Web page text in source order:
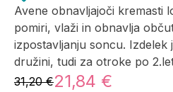
Avene obnavljajoči kremasti
pomiri, vlaži in obnavlja
izpostavljanju soncu. Izdelek
družini, tudi za otroke po
31,20 €21,84 €